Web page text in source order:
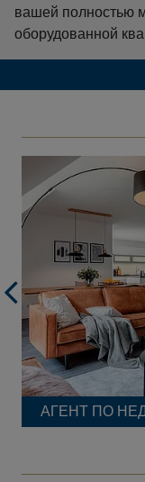
вашей полностью
оборудованной
АГЕНТ ПО